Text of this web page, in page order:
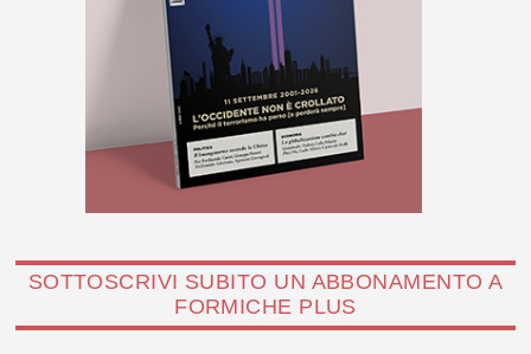
SOTTOSCRIVI SUBITO UN ABBONAMENTO A
FORMICHE PLUS